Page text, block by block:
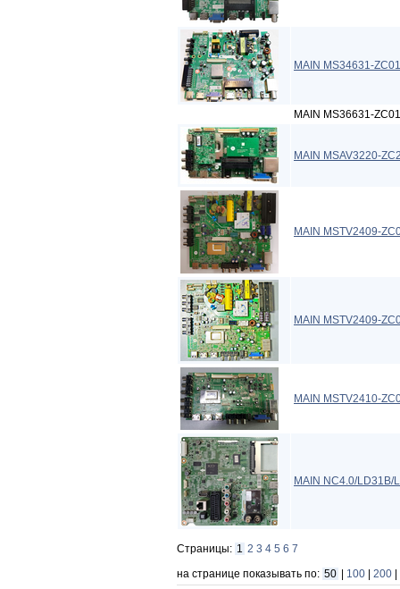
MAIN MS34631-
MAIN MS36631-
MAIN MSAV3220-
MAIN MSTV2409-
MAIN MSTV2409-
MAIN MSTV2410-
MAIN NC4.0/
Страницы: 1 2 3 4 5 6 7
на странице показывать по: 50 100 200